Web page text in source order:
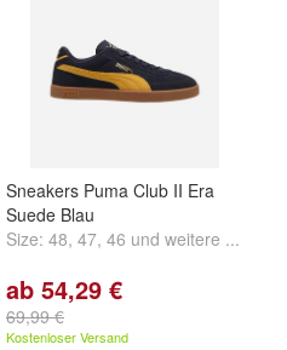
Sneakers Puma Club II Era
Suede Blau
Size: 48, 47, 46 und weitere ...
ab 54,29 €
69,99 €
Kostenloser Versand